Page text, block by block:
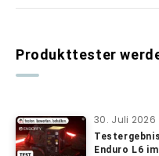
Produkttester
30. Juli 2026
Enduro L6